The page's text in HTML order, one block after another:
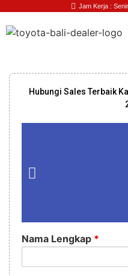
Jam Kerja :
Hubungi Sales Terbaik
Nama Lengkap *